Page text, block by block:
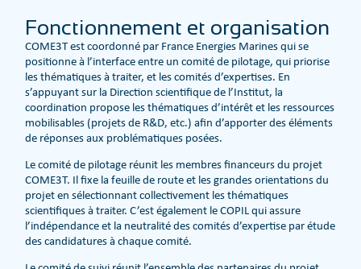
Fonctionnement et organisation
COME3T est coordonné par France Energies Marines qui se
positionne à l’interface entre un comité de pilotage, qui priorise
les thématiques à traiter, et les comités d’expertises. En
s’appuyant sur la Direction scientifique de l’Institut, la
coordination propose les thématiques d’intérêt et les ressources
mobilisables (projets de R&D, etc.) afin d’apporter des éléments
de réponses aux problématiques posées.
Le comité de pilotage réunit les membres financeurs du projet
COME3T. Il fixe la feuille de route et les grandes orientations du
projet en sélectionnant collectivement les thématiques
scientifiques à traiter. C’est également le COPIL qui assure
l’indépendance et la neutralité des comités d’expertise par étude
des candidatures à chaque comité.